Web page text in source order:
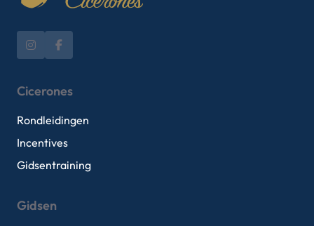
Cicerones
Rondleidingen
Incentives
Gidsentraining
Gidsen